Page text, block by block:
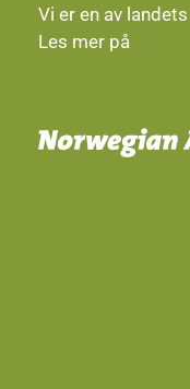
Vi er en av
Les mer på